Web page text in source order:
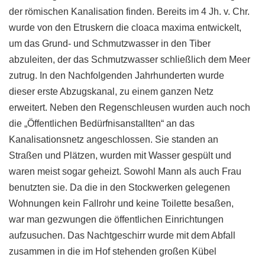
der römischen Kanalisation finden. Bereits im 4 Jh. v. Chr.
wurde von den Etruskern die cloaca maxima entwickelt,
um das Grund- und Schmutzwasser in den Tiber
abzuleiten, der das Schmutzwasser schließlich dem Meer
zutrug. In den Nachfolgenden Jahrhunderten wurde
dieser erste Abzugskanal, zu einem ganzen Netz
erweitert. Neben den Regenschleusen wurden auch noch
die „Öffentlichen Bedürfnisanstallten“ an das
Kanalisationsnetz angeschlossen. Sie standen an
Straßen und Plätzen, wurden mit Wasser gespült und
waren meist sogar geheizt. Sowohl Mann als auch Frau
benutzten sie. Da die in den Stockwerken gelegenen
Wohnungen kein Fallrohr und keine Toilette besaßen,
war man gezwungen die öffentlichen Einrichtungen
aufzusuchen. Das Nachtgeschirr wurde mit dem Abfall
zusammen in die im Hof stehenden großen Kübel